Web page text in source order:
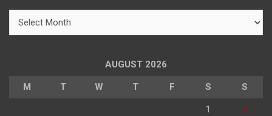
AUGUST 2026
M T W T F S S
1 2